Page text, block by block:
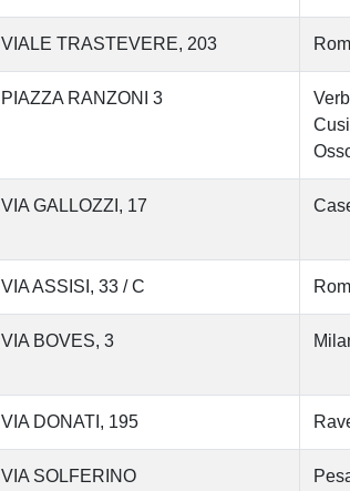
VIALE TRASTEVERE, 203
PIAZZA RANZONI 3
VIA GALLOZZI, 17
VIA ASSISI, 33 / C
VIA BOVES, 3
VIA DONATI, 195
VIA SOLFERINO